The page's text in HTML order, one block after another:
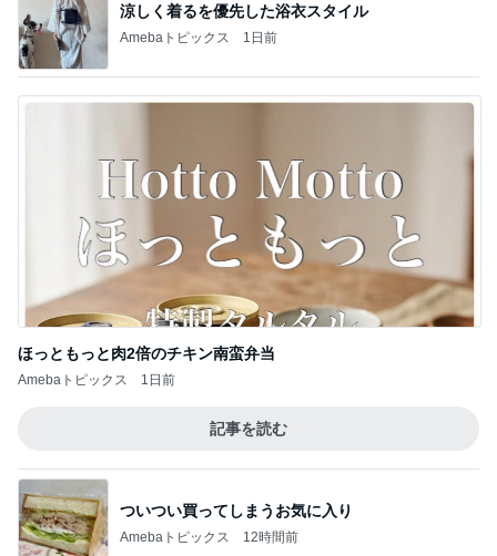
涼しく着るを優先した浴衣スタイル
Amebaトピックス 1日前
ほっともっと肉2倍のチキン南蛮弁当
Amebaトピックス 1日前
記事を読む
ついつい買ってしまうお気に入り
Amebaトピックス 12時間前